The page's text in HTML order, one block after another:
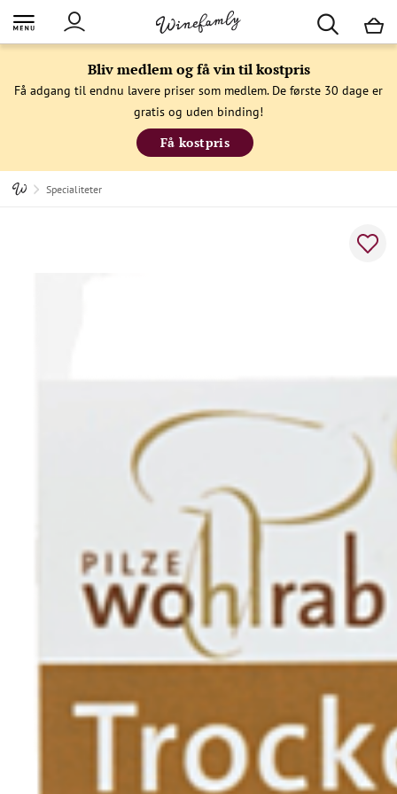
Bliv medlem og få vin til kostpris
Få adgang til endnu lavere priser som medlem. De første 30 dage er
gratis og uden binding!
Få kostpris
Specialiteter